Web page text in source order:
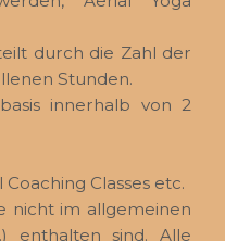
durch die Zahl der
Stunden.
innerhalb von 2
Classes etc.
nicht im allgemeinen
enthalten sind. Alle